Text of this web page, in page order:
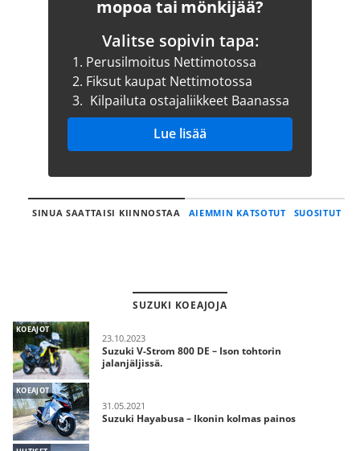
mopoa tai mönkijää?
Valitse sopivin tapa:
1. Perusilmoitus Nettimotossa
2. Fiksut kaupat Nettimotossa
3. Kilpailuta ostajaliikkeet Baanassa
Lue lisää
SINUA SAATTAISI KIINNOSTAA AIEMMIN KATSOTUT SUOSITUT
SUZUKI KOEAJOJA
KOEAJOT
23.10.2023
Suzuki V-Strom 800 DE – Ison tohtorin
jalanjäljissä.
KOEAJOT
31.05.2021
Suzuki Hayabusa – Ikonin kolmas painos